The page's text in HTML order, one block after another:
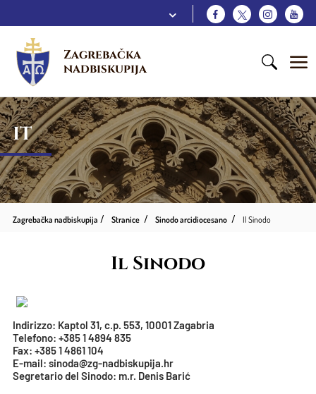
Zagrebačka
nadbiskupija
IT
Zagrebačka nadbiskupija Stranice Sinodo arcidiocesano Il Sinodo
Il Sinodo
Indirizzo: Kaptol 31, c.p. 553, 10001 Zagabria
Telefono: +385 1 4894 835
Fax: +385 1 4861 104
E-mail: sinoda@zg-nadbiskupija.hr
Segretario del Sinodo: m.r. Denis Barić